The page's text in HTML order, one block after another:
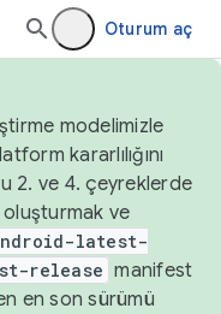
Oturum aç
modelimizle
kararlılığını
2. ve 4. çeyreklerde
oluşturmak ve
latest-
release manifest
en son sürümü